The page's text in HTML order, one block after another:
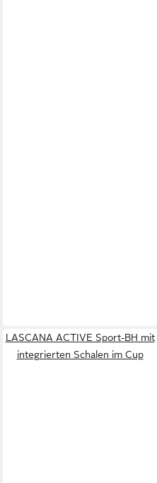
LASCANA ACTIVE Sport-BH mit
integrierten Schalen im Cup